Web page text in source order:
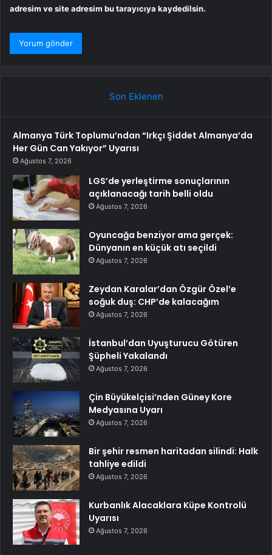
adresim ve site adresim bu tarayıcıya kaydedilsin.
Son Eklenen
Almanya Türk Toplumu’ndan “Irkçı Şiddet Almanya’da
Her Gün Can Yakıyor” Uyarısı
Ağustos 7, 2026
LGS’de yerleştirme sonuçlarının
açıklanacağı tarih belli oldu
Ağustos 7, 2026
Oyuncağa benziyor ama gerçek:
Dünyanın en küçük atı seçildi
Ağustos 7, 2026
Zeydan Karalar’dan Özgür Özel’e
soğuk duş: CHP’de kalacağım
Ağustos 7, 2026
İstanbul’dan Uyuşturucu Götüren
Şüpheli Yakalandı
Ağustos 7, 2026
Çin Büyükelçisi’nden Güney Kore
Medyasına Uyarı
Ağustos 7, 2026
Bir şehir resmen haritadan silindi: Halk
tahliye edildi
Ağustos 7, 2026
Kurbanlık Alacaklara Küpe Kontrolü
Uyarısı
Ağustos 7, 2026